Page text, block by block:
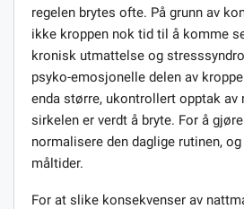
regelen brytes ofte. På grunn av
ikke kroppen nok tid til å komme
kronisk utmattelse og
psyko-emosjonelle delen av
enda større, ukontrollert opptak av
sirkelen er verdt å bryte. For å
normalisere den daglige rutinen,
måltider.
For at slike konsekvenser av